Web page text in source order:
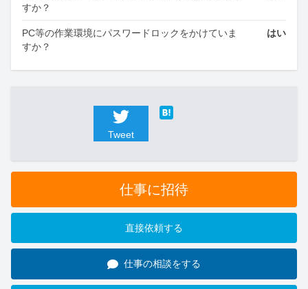
すか？
PC等の作業環境にパスワードロックをかけていま
すか？
はい
Tweet
仕事に招待
直接依頼する
仕事の相談をする